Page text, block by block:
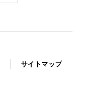
サイトマップ